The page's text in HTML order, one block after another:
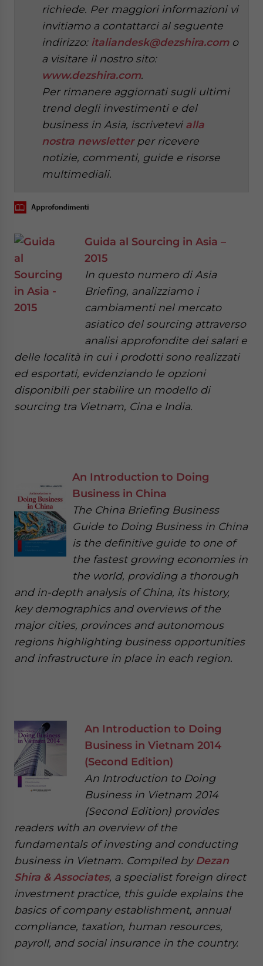
richiede. Per maggiori informazioni vi
invitiamo a contattarci al seguente
indirizzo: italiandesk@dezshira.como
a visitare il nostro sito:
www.dezshira.com.
Per rimanere aggiornati sugli ultimi
trend degli investimenti e del
business in Asia, iscrivetevi alla
nostra newsletterper ricevere
notizie, commenti, guide e risorse
multimediali.
Guida al Sourcing in Asia –
2015
In questo numero di Asia
Briefing, analizziamo i
cambiamenti nel mercato
asiatico del sourcing attraverso
analisi approfondite dei salari e
delle località in cui i prodotti sono realizzati
ed esportati, evidenziando le opzioni
disponibili per stabilire un modello di
sourcing tra Vietnam, Cina e India.
An Introduction to Doing
Business in China
The China Briefing Business
Guide to Doing Business in China
is the definitive guide to one of
the fastest growing economies in
the world, providing a thorough
and in-depth analysis of China, its history,
key demographics and overviews of the
major cities, provinces and autonomous
regions highlighting business opportunities
and infrastructure in place in each region.
An Introduction to Doing
Business in Vietnam 2014
(Second Edition)
An Introduction to Doing
Business in Vietnam 2014
(Second Edition) provides
readers with an overview of the
fundamentals of investing and conducting
business in Vietnam. Compiled byDezan
Shira & Associates, a specialist foreign direct
investment practice, this guide explains the
basics of company establishment, annual
compliance, taxation, human resources,
payroll, and social insurance in the country.